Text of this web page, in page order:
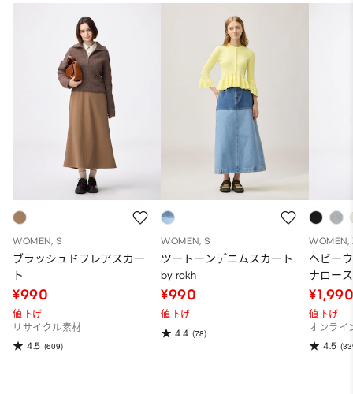
WOMEN, S
ブラッシュドフレアスカー
ト
¥990
値下げ
リサイクル素材
4.5 (609)
WOMEN, S
ツートーンデニムスカート
by rokh
¥990
値下げ
4.4 (78)
WOMEN,
ヘビー
ナロー
～
値下げ
オンライ
4.5